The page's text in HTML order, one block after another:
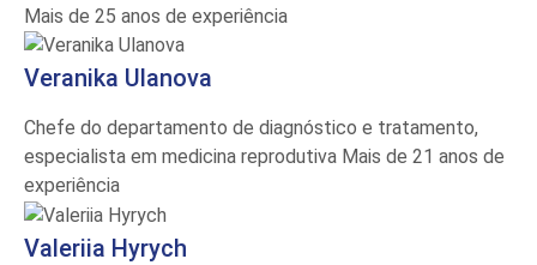
Mais de 25 anos de experiência
Veranika Ulanova
Chefe do departamento de diagnóstico e tratamento,
especialista em medicina reprodutiva Mais de 21 anos de
experiência
Valeriia Hyrych